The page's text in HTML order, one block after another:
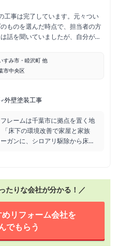
工事は完了しています。元々つい
ものを選んだ時点で、担当者の方
話を聞いていましたが、自分が想
換自体は綺麗にされているので満
すみ市・睦沢町 他
市中央区
外壁塗装工事
レームは千葉市に拠点を置く地
床下の環境改善で家屋と家族
ガンに、シロアリ駆除から床下
たりな会社が分かる！／
めリフォーム会社を
でもらう